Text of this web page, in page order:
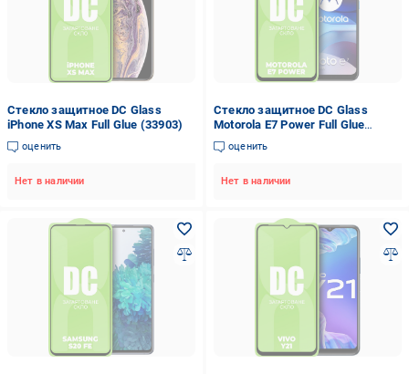
Стекло защитное DC Glass
iPhone XS Max Full Glue (33903)
оценить
Нет в наличии
Стекло защитное DC Glass
Motorola E7 Power Full Glue
(33923)
оценить
Нет в наличии